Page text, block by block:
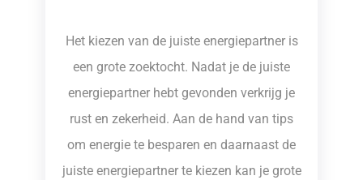
Het kiezen van de juiste energiepartner is
een grote zoektocht. Nadat je de juiste
energiepartner hebt gevonden verkrijg je
rust en zekerheid. Aan de hand van tips
om energie te besparen en daarnaast de
juiste energiepartner te kiezen kan je grote